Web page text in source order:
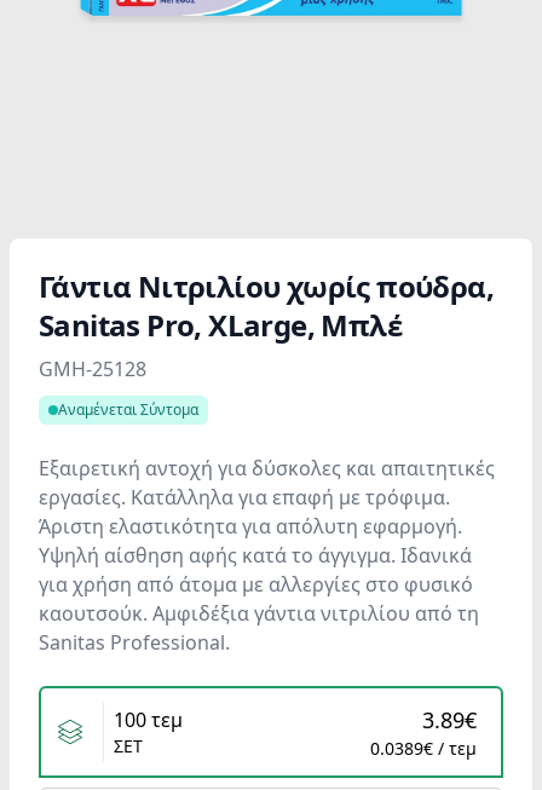
Γάντια Νιτριλίου χωρίς πούδρα,
Sanitas Pro, XLarge, Μπλέ
Product information
GMH-25128
Αναμένεται Σύντομα
Εξαιρετική αντοχή για δύσκολες και απαιτητικές
εργασίες. Κατάλληλα για επαφή με τρόφιμα.
Άριστη ελαστικότητα για απόλυτη εφαρμογή.
Υψηλή αίσθηση αφής κατά το άγγιγμα. Ιδανικά
για χρήση από άτομα με αλλεργίες στο φυσικό
καουτσούκ. Αμφιδέξια γάντια νιτριλίου από τη
Sanitas Professional.
Variants
100 τεμ
ΣΕΤ
3.89€
0.0389€ / τεμ